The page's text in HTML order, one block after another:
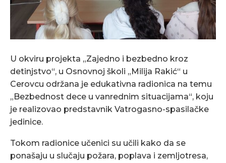
U okviru projekta „Zajedno i bezbedno kroz
detinjstvo“, u Osnovnoj školi „Milija Rakić“ u
Cerovcu održana je edukativna radionica na temu
„Bezbednost dece u vanrednim situacijama“, koju
je realizovao predstavnik Vatrogasno-spasilačke
jedinice.
Tokom radionice učenici su učili kako da se
ponašaju u slučaju požara, poplava i zemljotresa,